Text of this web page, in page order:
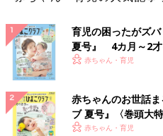
育児の困ったがズ
夏号』 4カ月～2才
いっぱい！
赤ちゃん・育児
赤ちゃんのお世話
ブ 夏号』〈巻頭大
く！ おっぱい・ミ
赤ちゃん・育児